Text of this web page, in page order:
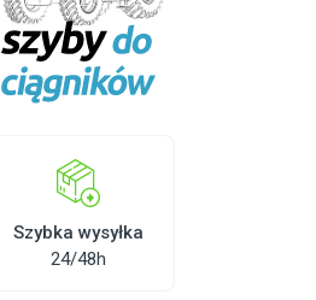
Szybka wysyłka
24/48h